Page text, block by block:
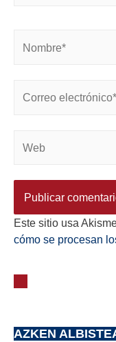
Este sitio usa
cómo se procesan
AZKEN